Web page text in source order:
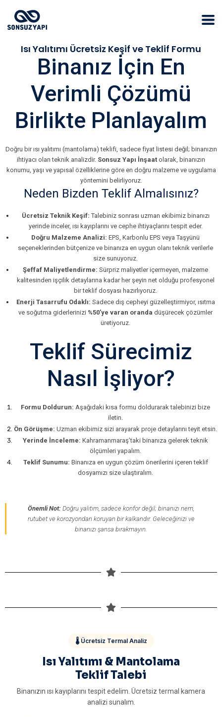
Isı Yalıtımı Ücretsiz Keşif ve Teklif Formu
Binanız İçin En
Verimli Çözümü
Birlikte Planlayalım
Doğru bir ısı yalıtımı (mantolama) teklifi, sadece fiyat listesi değil; binanızın
ihtiyacı olan teknik analizdir. Sonsuz Yapı İnşaat olarak, binanızın
konumu, yaşı ve yapısal özelliklerine göre en doğru malzeme ve uygulama
yöntemini belirliyoruz.
Neden Bizden Teklif Almalısınız?
Ücretsiz Teknik Keşif: Talebiniz sonrası uzman ekibimiz binanızı
yerinde inceler, ısı kayıplarını ve cephe ihtiyaçlarını tespit eder.
Doğru Malzeme Analizi: EPS, Karbonlu EPS veya Taşyünü
seçeneklerinden bütçenize ve binanıza en uygun olanı teknik verilerle
size sunuyoruz.
Şeffaf Maliyetlendirme: Sürpriz maliyetler içermeyen, malzeme
kalitesinden işçilik detaylarına kadar her şeyin net olduğu profesyonel
bir teklif dosyası hazırlıyoruz.
Enerji Tasarrufu Odaklı: Sadece dış cepheyi güzelleştirmiyor, ısıtma
ve soğutma giderlerinizi %50’ye varan oranda düşürecek çözümler
üretiyoruz.
Teklif Sürecimiz
Nasıl İşliyor?
Formu Doldurun: Aşağıdaki kısa formu doldurarak talebinizi bize
iletin.
Ön Görüşme: Uzman ekibimiz sizi arayarak proje detaylarını teyit etsin.
Yerinde İnceleme: Kahramanmaraş’taki binanıza gelerek teknik
ölçümleri yapalım.
Teklif Sunumu: Binanıza en uygun çözüm önerilerini içeren teklif
dosyamızı size ulaştıralım.
Önemli Not: Doğru yalıtım, sadece konfor değil; binanızı nem,
rutubet ve korozyondan koruyan bir kalkandır. Geleceğinizi ve
binanızı şansa bırakmayın.
🌡️ Ücretsiz Termal Analiz
Isı Yalıtımı & Mantolama
Teklif Talebi
Binanızın ısı kayıplarını tespit edelim. Ücretsiz termal kamera
analizi sunalım.